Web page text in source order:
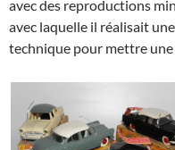
avec des reproductions
avec laquelle il réalisait
technique pour mettre